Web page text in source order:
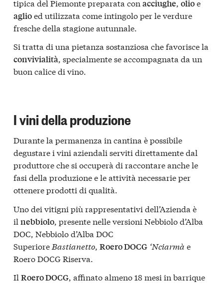
tipica del Piemonte preparata con acciughe, olioe
aglioed utilizzata come intingolo per le verdure
fresche della stagione autunnale.
Si tratta di una pietanza sostanziosa che favorisce la
convivialità, specialmente se accompagnata da un
buon calice di vino.
I vini della produzione
Durante la permanenza in cantina è possibile
degustare i vini aziendali serviti direttamente dal
produttore che si occuperà di raccontare anche le
fasi della produzione e le attività necessarie per
ottenere prodotti di qualità.
Uno dei vitigni più rappresentativi dell’Azienda è
il nebbiolo, presente nelle versioni Nebbiolo d’Alba
DOC, Nebbiolo d’Alba DOC
Superiore Bastianetto, Roero DOCG ‘Nciarmà e
Roero DOCG Riserva.
Il Roero DOCG, affinato almeno 18 mesi in barrique